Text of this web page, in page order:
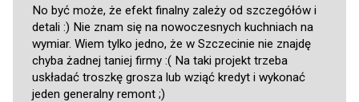
No być może, że efekt finalny zależy od szczegółów i
detali :) Nie znam się na nowoczesnych kuchniach na
wymiar. Wiem tylko jedno, że w Szczecinie nie znajdę
chyba żadnej taniej firmy :( Na taki projekt trzeba
uskładać troszkę grosza lub wziąć kredyt i wykonać
jeden generalny remont ;)